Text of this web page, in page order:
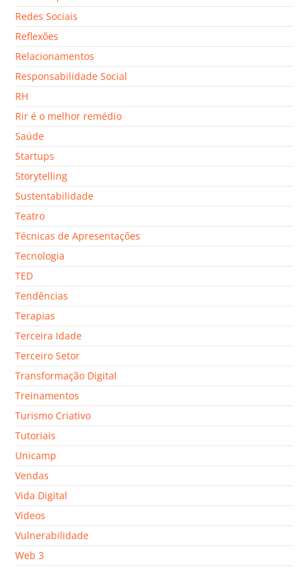
Redes Sociais
Reflexões
Relacionamentos
Responsabilidade Social
RH
Rir é o melhor remédio
Saúde
Startups
Storytelling
Sustentabilidade
Teatro
Técnicas de Apresentações
Tecnologia
TED
Tendências
Terapias
Terceira Idade
Terceiro Setor
Transformação Digital
Treinamentos
Turismo Criativo
Tutoriais
Unicamp
Vendas
Vida Digital
Vídeos
Vulnerabilidade
Web 3